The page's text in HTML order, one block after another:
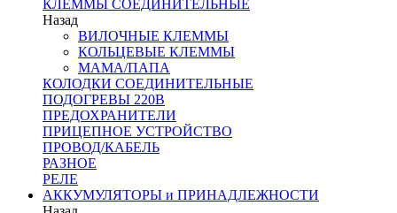
КЛЕММЫ СОЕДИНИТЕЛЬНЫЕ
Назад
ВИЛОЧНЫЕ КЛЕММЫ
КОЛЬЦЕВЫЕ КЛЕММЫ
МАМА/ПАПА
КОЛОДКИ СОЕДИНИТЕЛЬНЫЕ
ПОДОГРЕВЫ 220В
ПРЕДОХРАНИТЕЛИ
ПРИЦЕПНОЕ УСТРОЙСТВО
ПРОВОД/КАБЕЛЬ
РАЗНОЕ
РЕЛЕ
АККУМУЛЯТОРЫ и ПРИНАДЛЕЖНОСТИ